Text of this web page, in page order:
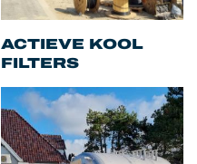
ACTIEVE KOOL
FILTERS